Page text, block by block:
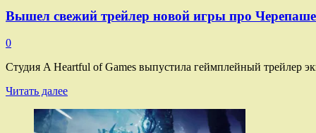
Вышел свежий трейлер новой игры про
0
Студия A Heartful of Games выпустила геймплейный трейлер
Читать далееПрочитать
о
Вышел